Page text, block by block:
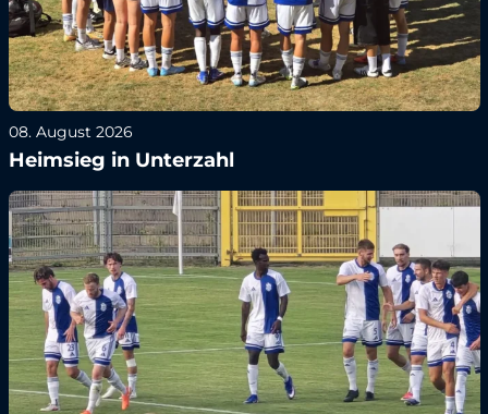
08. August 2026
Heimsieg in Unterzahl